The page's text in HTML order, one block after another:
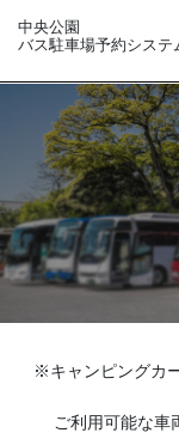
中央公園
バス駐車場予約システ
※キャンピングカ
ご利用可能な車